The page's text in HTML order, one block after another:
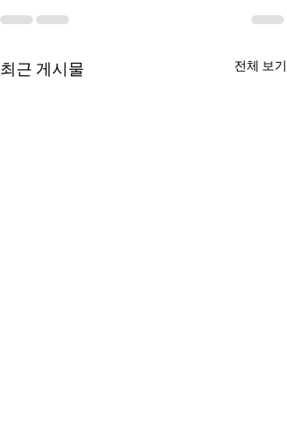
최근 게시물 전체 보기